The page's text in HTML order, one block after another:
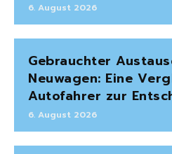
6. August 2026
Gebrauchter
Neuwagen: Eine
Autofahrer zur
6. August 2026